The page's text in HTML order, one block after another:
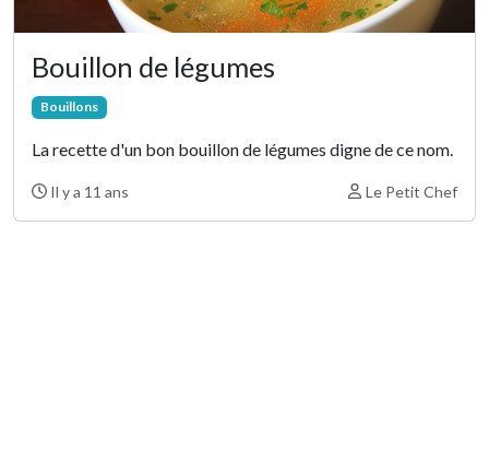
Bouillon de légumes
Bouillons
La recette d'un bon bouillon de légumes digne de ce nom.
il y a 11 ans Le Petit Chef